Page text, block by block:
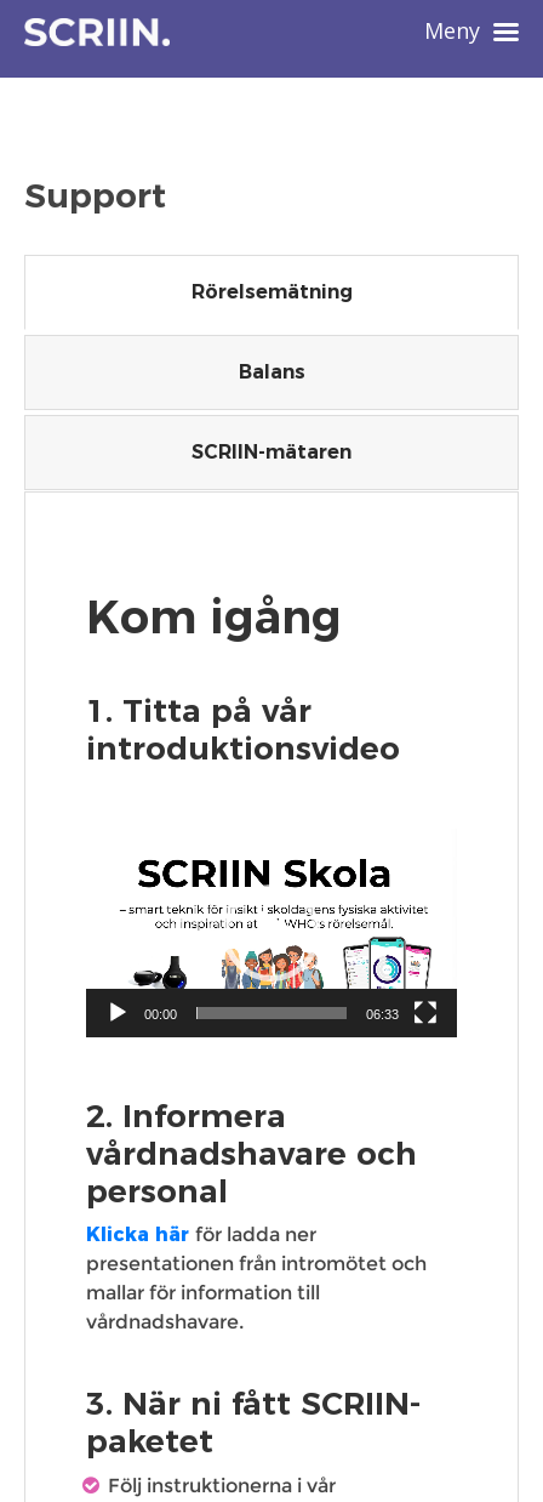
Support
Rörelsemätning
Balans
SCRIIN-mätaren
Kom igång
1. Titta på vår
introduktionsvideo
00:00 06:33
2. Informera
vårdnadshavare och
personal
Klicka här för ladda ner
presentationen från intromötet och
mallar för information till
vårdnadshavare.
3. När ni fått SCRIIN-
paketet
Följ instruktionerna i vår
Meny